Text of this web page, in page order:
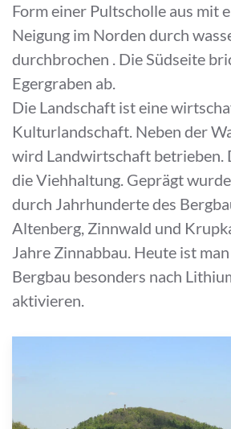
Form einer Pultscholle aus mit
Neigung im Norden durch
durchbrochen . Die Südseite
Egergraben ab.
Die Landschaft ist eine
Kulturlandschaft. Neben der
wird Landwirtschaft betrieben.
die Viehhaltung. Geprägt
durch Jahrhunderte des
Altenberg, Zinnwald und
Jahre Zinnabbau. Heute ist
Bergbau besonders nach
aktivieren.